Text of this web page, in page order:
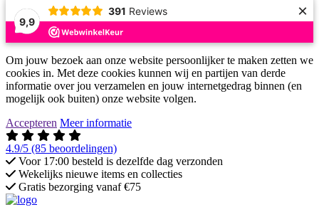
9,9
391 Reviews ×
Om jouw bezoek aan onze website persoonlijker te maken zetten we
cookies in. Met deze cookies kunnen wij en partijen van derde
informatie over jou verzamelen en jouw internetgedrag binnen (en
mogelijk ook buiten) onze website volgen.
Accepteren Meer informatie
4.9/5 (85 beoordelingen)
Voor 17:00 besteld is dezelfde dag verzonden
Wekelijks nieuwe items en collecties
Gratis bezorging vanaf €75